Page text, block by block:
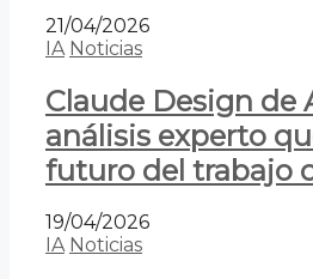
21/04/2026
IA Noticias
Claude Design de
análisis experto
futuro del trabajo
19/04/2026
IA Noticias